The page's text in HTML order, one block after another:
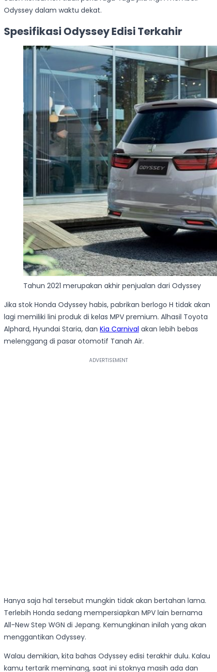
Odyssey dalam waktu dekat.
Spesifikasi Odyssey Edisi Terkahir
Tahun 2021 merupakan akhir penjualan dari Odyssey
Jika stok Honda Odyssey habis, pabrikan berlogo H tidak akan
lagi memiliki lini produk di kelas MPV premium. Alhasil Toyota
Alphard, Hyundai Staria, dan Kia Carnival akan lebih bebas
melenggang di pasar otomotif Tanah Air.
Hanya saja hal tersebut mungkin tidak akan bertahan lama.
Terlebih Honda sedang mempersiapkan MPV lain bernama
All-New Step WGN di Jepang. Kemungkinan inilah yang akan
menggantikan Odyssey.
Walau demikian, kita bahas Odyssey edisi terakhir dulu. Kalau
kamu tertarik meminang, saat ini stoknya masih ada dan